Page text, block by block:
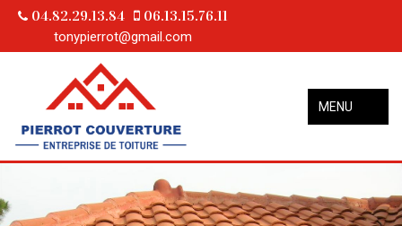
04.82.29.13.84 06.13.15.76.11
tonypierrot@gmail.com
MENU